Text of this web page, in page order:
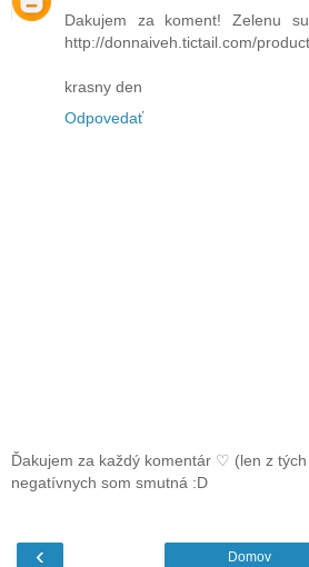
Dakujem za koment! Zelenu
http://donnaiveh.tictail.com/
krasny den
Odpovedať
Ďakujem za každý komentár ♡ (len z tých
negatívnych som smutná :D
‹ Domov